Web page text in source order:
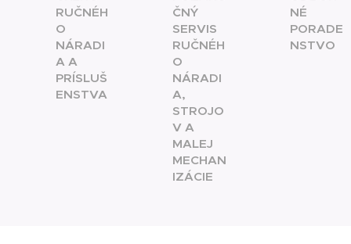
RUČNÉH
O
NÁRADI
A A
PRÍSLUŠ
ENSTVA
ČNÝ
SERVIS
RUČNÉH
O
NÁRADI
A,
STROJO
V A
MALEJ
MECHAN
IZÁCIE
NÉ
PORADE
NSTVO